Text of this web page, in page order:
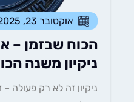
אוקטובר 23, 2025
הכוח שבזמן – איך
ניקיון משנה הכול
ניקיון זה לא רק פעולה – זו